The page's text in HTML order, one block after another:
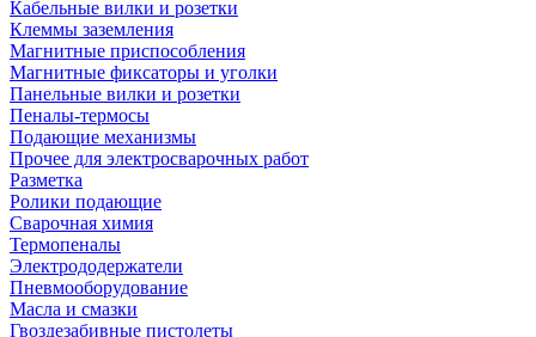
Кабельные вилки и розетки
Клеммы заземления
Магнитные приспособления
Магнитные фиксаторы и уголки
Панельные вилки и розетки
Пеналы-термосы
Подающие механизмы
Прочее для электросварочных работ
Разметка
Ролики подающие
Сварочная химия
Термопеналы
Электрододержатели
Пневмооборудование
Масла и смазки
Гвоздезабивные пистолеты